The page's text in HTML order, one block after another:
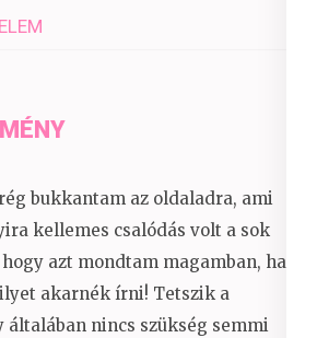
bukkantam az oldaladra, ami
kellemes csalódás volt a sok
azt mondtam magamban, ha
akarnék írni! Tetszik a
általában nincs szükség semmi